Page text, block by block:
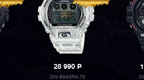
28 990P
DW-6940RX-7E